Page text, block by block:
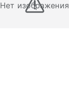
Нет изображения